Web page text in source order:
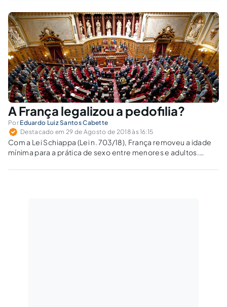
comprometimento com o interesse público.
A França legalizou a pedofilia?
Por Eduardo Luiz Santos Cabette
Destacado em 29 de Agosto de 2018 às 16:15
Com a Lei Schiappa (Lei n. 703/18), França removeu a idade
mínima para a prática de sexo entre menores e adultos.
consequências que isso pode ter na prática.